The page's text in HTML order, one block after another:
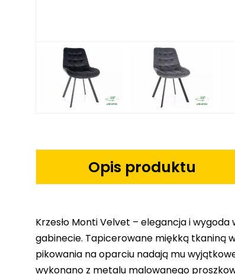
Opis produktu
Krzesło Monti Velvet – elegancja i
gabinecie. Tapicerowane miękką tkaniną
pikowania na oparciu nadają mu
wykonano z metalu malowanego